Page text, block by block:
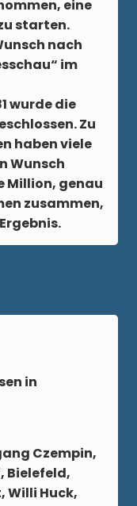
eine
starten.
nach
im
wurde die
Zu
haben viele
Wunsch
Million, genau
zusammen,
in
Czempin,
Bielefeld,
Willi Huck,